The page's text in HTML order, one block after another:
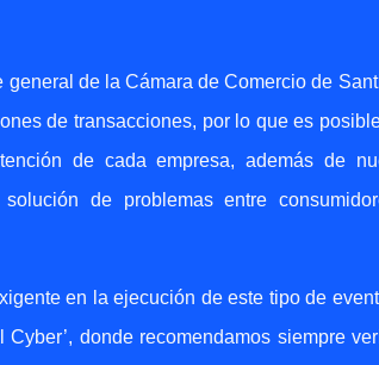
de la Cámara de Comercio de
de transacciones, por lo que es
de cada empresa, además de
de problemas entre
en la ejecución de este tipo de
donde recomendamos siempre